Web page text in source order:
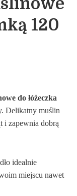
120
do łóżeczka
Delikatny muślin
i zapewnia dobrą
idealnie
miejscu nawet